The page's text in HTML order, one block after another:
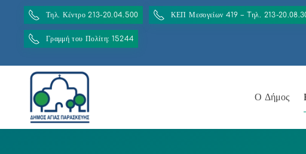
Τηλ. Κέντρο 213-20.04.500 ΚΕΠ Μεσογείων 419 – Tηλ. 213-
Γραμμή του Πολίτη: 15244
Ο Δήμος